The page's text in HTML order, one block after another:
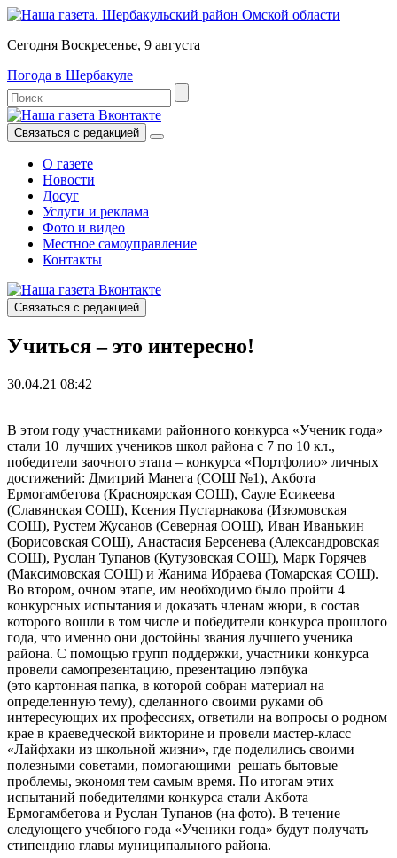
Сегодня Воскресенье, 9 августа
Погода в Шербакуле
Связаться с редакцией
О газете
Новости
Досуг
Услуги и реклама
Фото и видео
Местное самоуправление
Контакты
Связаться с редакцией
Учиться – это интересно!
30.04.21 08:42
В этом году участниками районного конкурса «Ученик года»
стали 10 лучших учеников школ района с 7 по 10 кл.,
победители заочного этапа – конкурса «Портфолио» личных
достижений: Дмитрий Манега (СОШ №1), Акбота
Ермогамбетова (Красноярская СОШ), Сауле Есикеева
(Славянская СОШ), Ксения Пустарнакова (Изюмовская
СОШ), Рустем Жусанов (Северная ООШ), Иван Иванькин
(Борисовская СОШ), Анастасия Берсенева (Александровская
СОШ), Руслан Тупанов (Кутузовская СОШ), Марк Горячев
(Максимовская СОШ) и Жанима Ибраева (Томарская СОШ).
Во втором, очном этапе, им необходимо было пройти 4
конкурсных испытания и доказать членам жюри, в состав
которого вошли в том числе и победители конкурса прошлого
года, что именно они достойны звания лучшего ученика
района. С помощью групп поддержки, участники конкурса
провели самопрезентацию, презентацию лэпбука
(это картонная папка, в которой собран материал на
определенную тему), сделанного своими руками об
интересующих их профессиях, ответили на вопросы о родном
крае в краеведческой викторине и провели мастер-класс
«Лайфхаки из школьной жизни», где поделились своими
полезными советами, помогающими решать бытовые
проблемы, экономя тем самым время. По итогам этих
испытаний победителями конкурса стали Акбота
Ермогамбетова и Руслан Тупанов (на фото). В течение
следующего учебного года «Ученики года» будут получать
стипендию главы муниципального района.